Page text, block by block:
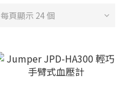
每頁顯示 24 個